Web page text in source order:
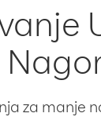
za manje